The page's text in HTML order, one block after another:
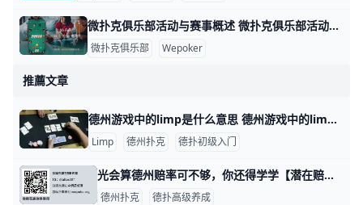
微扑克俱乐部活动与赛事概述 微扑克俱乐部活动与赛事概述 微扑克俱乐部（Wepoker）是一个专注于扑克游戏的在线平台，致力于为会员提供丰富多样的活动和赛事。这些活动不仅包
微扑克俱乐部 Wepoker
推薦文章
德州游戏中的limp是什么意思 德州游戏中的limp是什么意思？ 德州游戏中的limp是什么意思？ 通俗的说，就是自己的牌力不强，但翻牌圈之前又没人加注，所以我想跟注进去看看翻
Limp 德州扑克 德扑初级入门
光会算德州赔率可不够，你还得学学【潜在赔率】上篇 在上一期的德州游戏中，彩池赔率（Pot Odds，简称赔率）只考虑了已经进入底池的资金；但是在摊牌之前还可能有更多的资金进入底池。这个时候就要
德州扑克 德扑高级养成